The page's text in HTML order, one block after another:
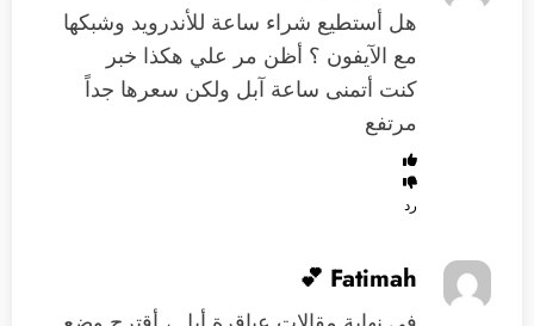
هل أستطيع شراء ساعة للأندرويد وشبكها
مع الآيفون ؟ أظن مر علي هكذا خبر
كنت أتمنى ساعة آبل ولكن سعرها جداً
مرتفع
رد
Fatimah 💕